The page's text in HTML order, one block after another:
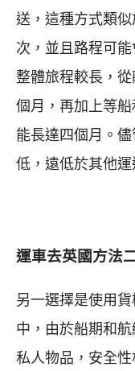
送，這種方式類
次，並且路程可
整體旅程較長，
個月，再加上等
能長達四個月。
低，遠低於其他運
運車去英國方法
另一選擇是使用
中，由於船期和
私人物品，安全